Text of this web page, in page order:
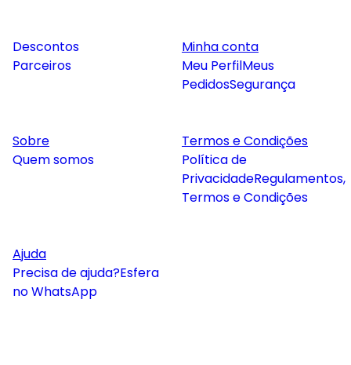
Descontos
Parceiros
Minha conta
Meu PerfilMeus
PedidosSegurança
Sobre
Quem somos
Termos e Condições
Política de
PrivacidadeRegulamentos,
Termos e Condições
Ajuda
Precisa de ajuda?Esfera
no WhatsApp